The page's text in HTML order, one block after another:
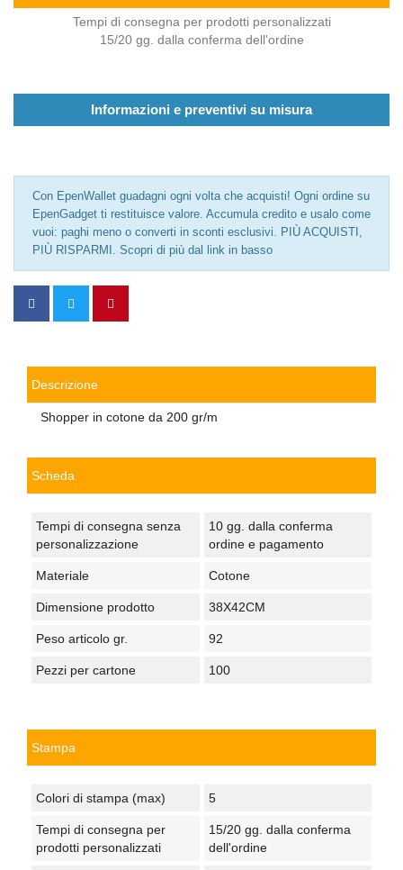
Tempi di consegna per prodotti personalizzati
15/20 gg. dalla conferma dell'ordine
Informazioni e preventivi su misura
Con EpenWallet guadagni ogni volta che acquisti! Ogni ordine su
EpenGadget ti restituisce valore. Accumula credito e usalo come
vuoi: paghi meno o converti in sconti esclusivi. PIÙ ACQUISTI,
PIÙ RISPARMI. Scopri di più dal link in basso
Descrizione
Shopper in cotone da 200 gr/m
Scheda
Tempi di consegna senza
personalizzazione
10 gg. dalla conferma
ordine e pagamento
Materiale Cotone
Dimensione prodotto 38X42CM
Peso articolo gr. 92
Pezzi per cartone 100
Stampa
Colori di stampa (max) 5
Tempi di consegna per
prodotti personalizzati
15/20 gg. dalla conferma
dell'ordine